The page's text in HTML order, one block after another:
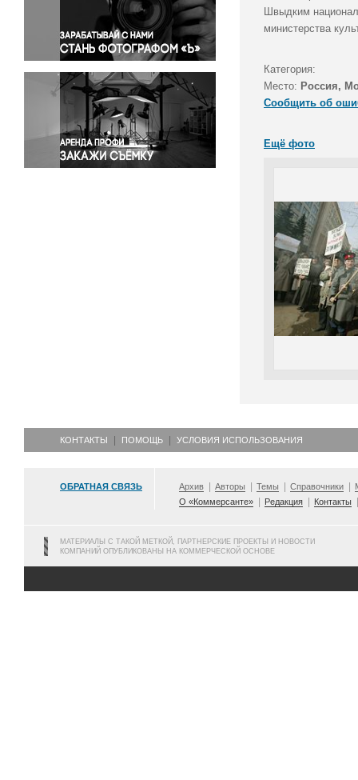
Правосудие
Происшествия и конфликты
Религия
Светская жизнь
Спорт
Экология
Экономика и бизнес
Швыдким
министерства
Категория:
Место: Россия,
Сообщить об
Ещё фото
КОНТАКТЫ ПОМОЩЬ УСЛОВИЯ ИСПОЛЬЗОВАНИЯ
ОБРАТНАЯ СВЯЗЬ Архив Авторы Темы Справочники
О «Коммерсанте»
Редакция Контакты
МАТЕРИАЛЫ С ТАКОЙ МЕТКОЙ, ПАРТНЕРСКИЕ ПРОЕКТЫ И НОВОСТИ
КОМПАНИЙ ОПУБЛИКОВАНЫ НА КОММЕРЧЕСКОЙ ОСНОВЕ